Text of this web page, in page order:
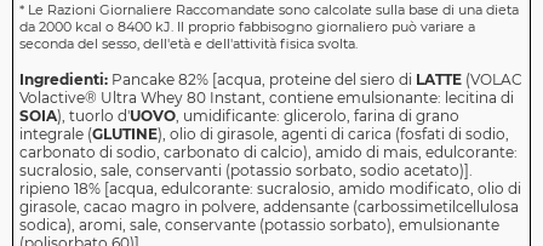
* Le Razioni Giornaliere Raccomandate sono calcolate sulla base di una dieta
da 2000 kcal o 8400 kJ. Il proprio fabbisogno giornaliero può variare a
seconda del sesso, dell'età e dell'attività fisica svolta.
Ingredienti: Pancake 82% [acqua, proteine del siero di LATTE (VOLAC
Volactive® Ultra Whey 80 Instant, contiene emulsionante: lecitina di
SOIA), tuorlo d'UOVO, umidificante: glicerolo, farina di grano
integrale (GLUTINE), olio di girasole, agenti di carica (fosfati di sodio,
carbonato di sodio, carbonato di calcio), amido di mais, edulcorante:
sucralosio, sale, conservanti (potassio sorbato, sodio acetato)].
ripieno 18% [acqua, edulcorante: sucralosio, amido modificato, olio di
girasole, cacao magro in polvere, addensante (carbossimetilcellulosa
sodica), aromi, sale, conservante (potassio sorbato), emulsionante